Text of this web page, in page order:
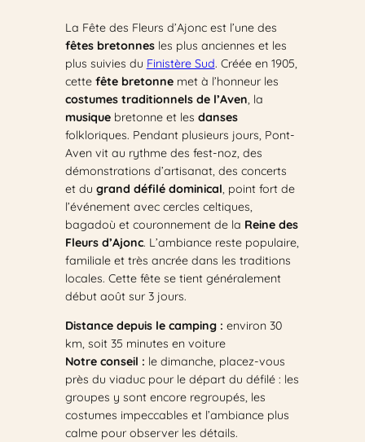
La Fête des Fleurs d’Ajonc est l’une des
fêtes bretonnesles plus anciennes et les
plus suivies du Finistère Sud. Créée en 1905,
cette fête bretonnemet à l’honneur les
costumes traditionnels de l’Aven, la
musiquebretonne et les danses
folkloriques. Pendant plusieurs jours, Pont-
Aven vit au rythme des fest-noz, des
démonstrations d’artisanat, des concerts
et du grand défilé dominical, point fort de
l’événement avec cercles celtiques,
bagadoù et couronnement de la Reine des
Fleurs d’Ajonc. L’ambiance reste populaire,
familiale et très ancrée dans les traditions
locales. Cette fête se tient généralement
début août sur 3 jours.
Distance depuis le camping : environ 30
km, soit 35 minutes en voiture
Notre conseil : le dimanche, placez-vous
près du viaduc pour le départ du défilé : les
groupes y sont encore regroupés, les
costumes impeccables et l’ambiance plus
calme pour observer les détails.